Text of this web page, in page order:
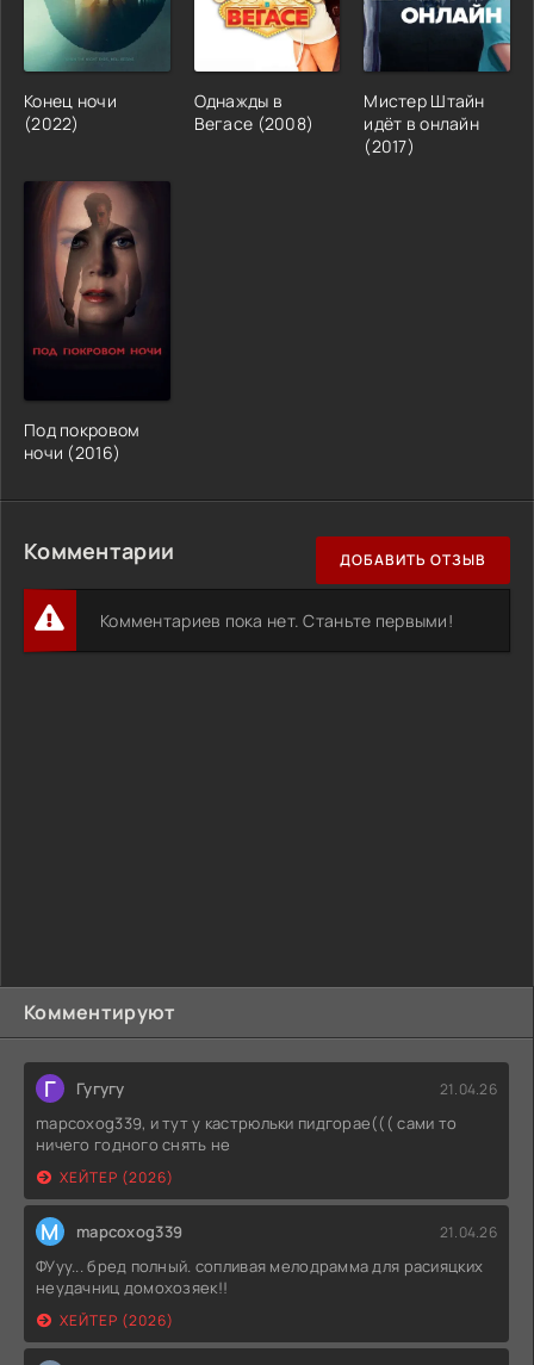
Комментируют
Г Гугугу
mapcoxog339, и тут у кастрюльки пидгорае((( сами то
ничего годного снять не
M mapcoxog339
ФУуу... бред полный. сопливая мелодрамма для расияцких
неудачниц домохозяек!!
Конец ночи
Однажды в
Мистер Штайн
идёт в онлайн
Под покровом
ДОБАВИТЬ ОТЗЫВ
Комментариев пока нет. Станьте первыми!